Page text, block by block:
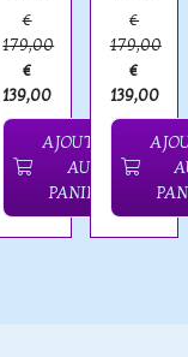
€
179,00
€
139,00
AJOUTER
AU
PANIER
€
179,00
€
139,00